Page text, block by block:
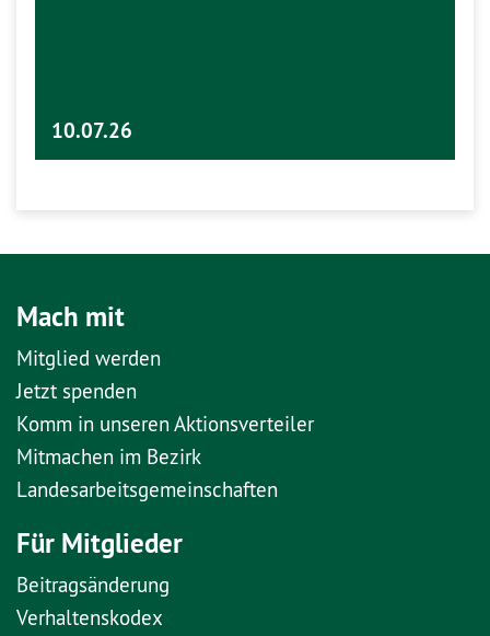
10.07.26
Mach mit
Mitglied werden
Jetzt spenden
Komm in unseren Aktionsverteiler
Mitmachen im Bezirk
Landesarbeitsgemeinschaften
Für Mitglieder
Beitragsänderung
Verhaltenskodex